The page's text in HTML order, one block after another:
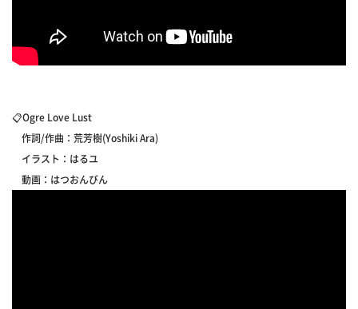
📋Ogre Love Lust
作詞/作曲：荒芳樹(Yoshiki Ara)
イラスト：はるユ
動画：はつおんびん